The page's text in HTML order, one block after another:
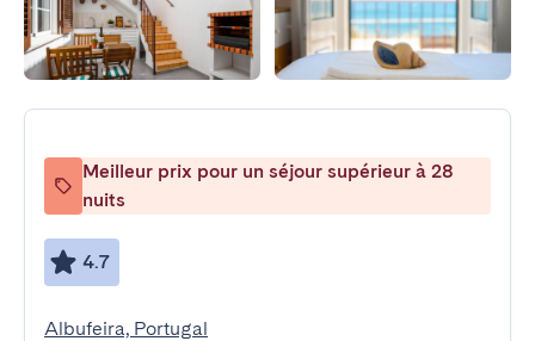
Meilleur prix pour un séjour supérieur à 28
nuits
4.7
Albufeira, Portugal